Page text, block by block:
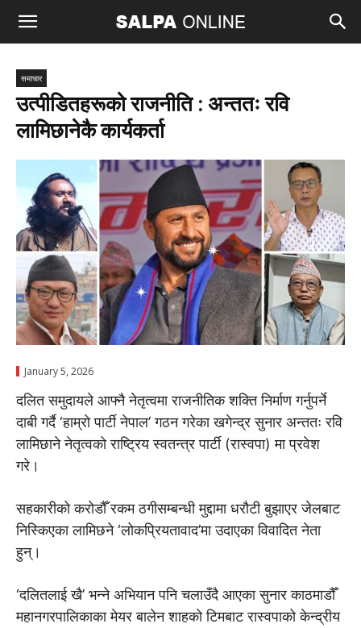
समाचार
उत्पीडितहरूको राजनीति : अन्ततः रवि
लामिछानेकै कार्यकर्ता
January 5, 2026
दलित समुदायले आफ्नै नेतृत्वमा राजनीतिक शक्ति निर्माण गर्नुपर्ने
दाबी गर्दै ‘हाम्रो पार्टी नेपाल’ गठन गरेका खगेन्द्र सुनार अन्ततः रवि
लामिछाने नेतृत्वको राष्ट्रिय स्वतन्त्र पार्टी (रास्वपा) मा प्रवेश
गरे।
सहकारीको करोडौँ रकम ठगीसम्बन्धी मुद्दामा धरौटी बुझाएर जेलबाट
निस्किएका लामिछने ‘लोकप्रियतावाद’मा उदाएका विवादित नेता
हुन्।
‘दलितलाई खै’ भन्ने अभियान पनि चलाउँदै आएका सुनार काठमाडौँ
महानगरपालिकाका मेयर बालेन शाहको टिमबाट रास्वपाको केन्द्रीय